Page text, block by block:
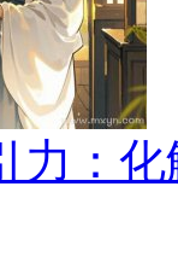
力：